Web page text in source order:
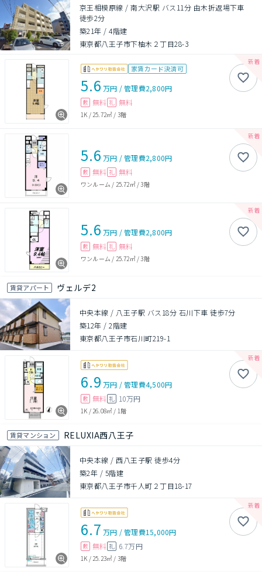
京王相模原線 / 南大沢駅 バス11分 由木折返場下車
徒歩2分
築21年 /4階建
東京都八王子市下柚木２丁目28-3
家賃カード決済可
5.6 万円 /管理費2,800円
敷 無料 礼 無料
1K /25.72㎡ / 3階
5.6 万円 /管理費2,800円
敷 無料 礼 無料
ワンルーム / 25.72㎡/3階
5.6 万円 /管理費2,800円
敷 無料 礼 無料
ワンルーム / 25.72㎡/3階
賃貸アパート ヴェルデ2
中央本線 / 八王子駅 バス18分 石川下車 徒歩7分
築12年 /2階建
東京都八王子市石川町219-1
6.9 万円 /管理費4,500円
敷 無料 礼 10万円
1K /26.08㎡ / 1階
賃貸マンション RELUXIA西八王子
中央本線 / 西八王子駅 徒歩4分
築2年 / 5階建
東京都八王子市千人町２丁目18-17
6.7 万円 /管理費15,000円
敷 無料 礼 6.7万円
1K /25.23㎡ / 3階